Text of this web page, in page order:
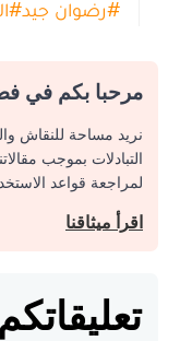
#رضوان جيد#
مرحبا بكم في
نريد مساحة للنقاش
التبادلات بموجب
لمراجعة قواعد
اقرأ ميثاقنا
تعليقاتكم